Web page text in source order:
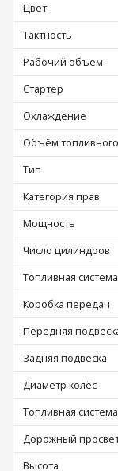
Цвет
Тактность
Рабочий объем
Стартер
Охлаждение
Объём
Тип
Категория прав
Мощность
Число цилиндров
Топливная система
Коробка передач
Передняя
Задняя подвеска
Диаметр колёс
Топливная система
Дорожный
Высота